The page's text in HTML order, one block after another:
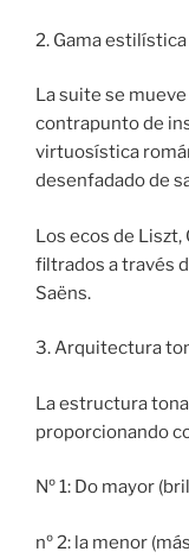
2. Gama estilística
La suite se
contrapunto de
virtuosística
desenfadado de
Los ecos de
filtrados a través
Saëns.
3. Arquitectura
La estructura
proporcionando
Nº 1: Do mayor
nº 2: la menor